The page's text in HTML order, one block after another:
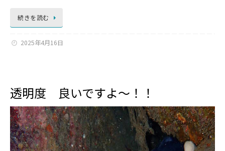
続きを読む
2025年4月16日
透明度 良いですよ～！！